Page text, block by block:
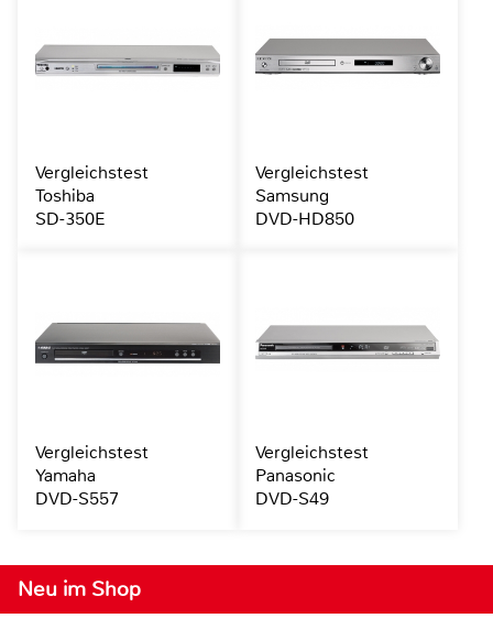
Neu im Shop
Vergleichstest
Toshiba
SD-350E
Vergleichstest
Samsung
DVD-HD850
Vergleichstest
Yamaha
DVD-S557
Vergleichstest
Panasonic
DVD-S49